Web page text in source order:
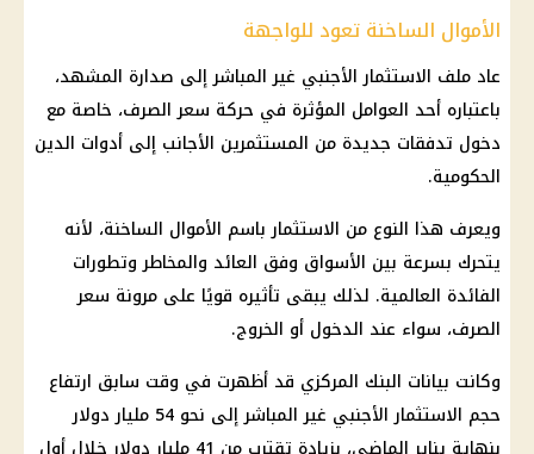
الأموال الساخنة تعود للواجهة
عاد ملف الاستثمارالأجنبي غير المباشر إلى صدارة المشهد،
باعتباره أحد العوامل المؤثرة في حركة سعر الصرف، خاصة مع
دخول تدفقات جديدة من المستثمرين الأجانب إلى أدوات الدين
الحكومية.
ويعرف هذا النوع من الاستثمارباسم الأموال الساخنة، لأنه
يتحرك بسرعة بين الأسواق وفق العائد والمخاطر وتطورات
الفائدة العالمية. لذلك يبقى تأثيره قويًا على مرونة سعر
الصرف، سواء عند الدخول أو الخروج.
وكانت بيانات البنك المركزي قد أظهرت في وقت سابق ارتفاع
حجم الاستثمار
الأجنبي غير المباشر إلى نحو 54 مليار دولار